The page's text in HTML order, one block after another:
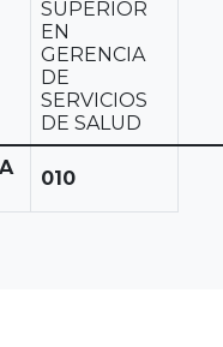
SUPERIOR
EN
GERENCIA
DE
SERVICIOS
DE SALUD
010